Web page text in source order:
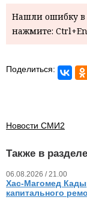
Нашли ошибку в
нажмите:
Поделиться:
Новости СМИ2
Также в
06.08.2026 / 21.00
Хас-Магомед
капитального